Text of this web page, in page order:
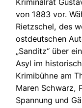
Kriminalrat
von 1883 vor.
Rietzschel, des
ostdeutschen
„Sanditz“ über
Asyl im
Krimibühne am
Maren Schwarz,
Spannung und